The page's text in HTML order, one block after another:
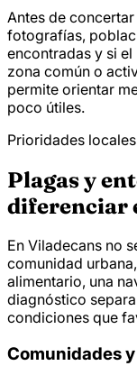
Antes de
fotografías,
encontradas y si
zona común o
permite orientar
poco útiles.
Prioridades locales
Plagas y
diferenciar
En Viladecans no
comunidad
alimentario, una
diagnóstico
condiciones que
Comunidades